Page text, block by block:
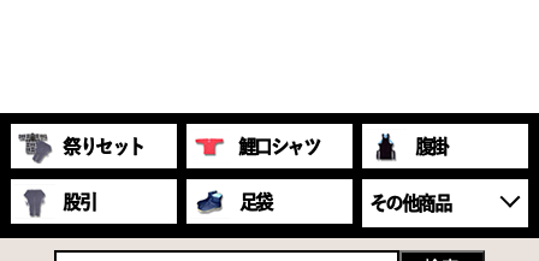
祭りセット 鯉口シャツ 腹掛
股引 足袋 その他商品